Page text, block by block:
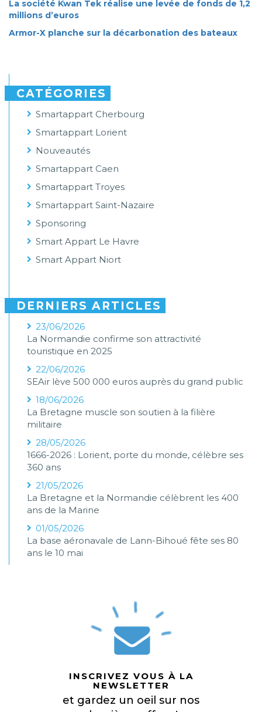
La société Kwan Tek réalise une levée de fonds de 1,2
millions d’euros
Armor-X planche sur la décarbonation des bateaux
CATÉGORIES
Smartappart Cherbourg
Smartappart Lorient
Nouveautés
Smartappart Caen
Smartappart Troyes
Smartappart Saint-Nazaire
Sponsoring
Smart Appart Le Havre
Smart Appart Niort
DERNIERS ARTICLES
23/06/2026
La Normandie confirme son attractivité
touristique en 2025
22/06/2026
SEAir lève 500 000 euros auprès du grand public
18/06/2026
La Bretagne muscle son soutien à la filière
militaire
28/05/2026
1666-2026 : Lorient, porte du monde, célèbre ses
360 ans
21/05/2026
La Bretagne et la Normandie célèbrent les 400
ans de la Marine
01/05/2026
La base aéronavale de Lann-Bihoué fête ses 80
ans le 10 mai
INSCRIVEZ VOUS À LA
NEWSLETTER
et gardez un oeil sur nos